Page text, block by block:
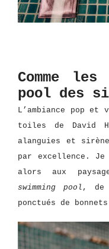
Comme
pool des
L’ambiance pop et
toiles de David
alanguies et
par excellence. Je
alors aux
swimming pool , de
ponctués de